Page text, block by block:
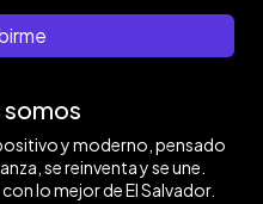
somos
y moderno, pensado
se reinventa y se une.
lo mejor de El Salvador.